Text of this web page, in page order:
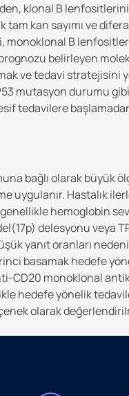
klonal B
kan sayımı ve
monoklonal B
belirleyen
ve tedavi stratejisini
mutasyon durumu
tedavilere
bağlı olarak büyük
Hastalık
hemoglobin
delesyonu veya
yanıt oranları
basamak hedefe
monoklonal
hedefe yönelik
olarak